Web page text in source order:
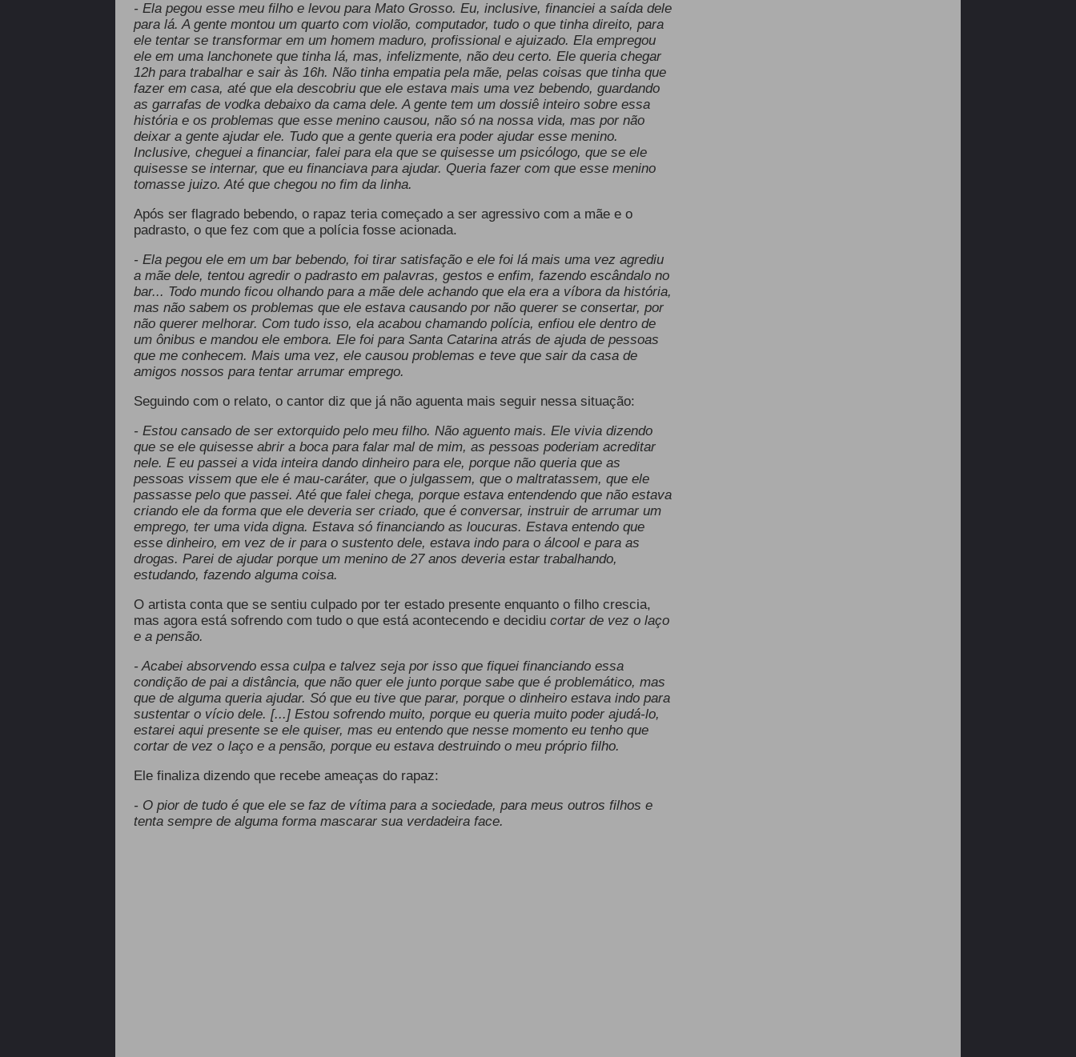
- Ela pegou esse meu filho e levou para Mato Grosso. Eu, inclusive, financiei a saída dele
para lá. A gente montou um quarto com violão, computador, tudo o que tinha direito, para
ele tentar se transformar em um homem maduro, profissional e ajuizado. Ela empregou
ele em uma lanchonete que tinha lá, mas, infelizmente, não deu certo. Ele queria chegar
12h para trabalhar e sair às 16h. Não tinha empatia pela mãe, pelas coisas que tinha que
fazer em casa, até que ela descobriu que ele estava mais uma vez bebendo, guardando
as garrafas de vodka debaixo da cama dele. A gente tem um dossiê inteiro sobre essa
história e os problemas que esse menino causou, não só na nossa vida, mas por não
deixar a gente ajudar ele. Tudo que a gente queria era poder ajudar esse menino.
Inclusive, cheguei a financiar, falei para ela que se quisesse um psicólogo, que se ele
quisesse se internar, que eu financiava para ajudar. Queria fazer com que esse menino
tomasse juizo. Até que chegou no fim da linha.
Após ser flagrado bebendo, o rapaz teria começado a ser agressivo com a mãe e o
padrasto, o que fez com que a polícia fosse acionada.
- Ela pegou ele em um bar bebendo, foi tirar satisfação e ele foi lá mais uma vez agrediu
a mãe dele, tentou agredir o padrasto em palavras, gestos e enfim, fazendo escândalo no
bar... Todo mundo ficou olhando para a mãe dele achando que ela era a víbora da história,
mas não sabem os problemas que ele estava causando por não querer se consertar, por
não querer melhorar. Com tudo isso, ela acabou chamando polícia, enfiou ele dentro de
um ônibus e mandou ele embora. Ele foi para Santa Catarina atrás de ajuda de pessoas
que me conhecem. Mais uma vez, ele causou problemas e teve que sair da casa de
amigos nossos para tentar arrumar emprego.
Seguindo com o relato, o cantor diz que já não aguenta mais seguir nessa situação:
- Estou cansado de ser extorquido pelo meu filho. Não aguento mais. Ele vivia dizendo
que se ele quisesse abrir a boca para falar mal de mim, as pessoas poderiam acreditar
nele. E eu passei a vida inteira dando dinheiro para ele, porque não queria que as
pessoas vissem que ele é mau-caráter, que o julgassem, que o maltratassem, que ele
passasse pelo que passei. Até que falei chega, porque estava entendendo que não estava
criando ele da forma que ele deveria ser criado, que é conversar, instruir de arrumar um
emprego, ter uma vida digna. Estava só financiando as loucuras. Estava entendo que
esse dinheiro, em vez de ir para o sustento dele, estava indo para o álcool e para as
drogas. Parei de ajudar porque um menino de 27 anos deveria estar trabalhando,
estudando, fazendo alguma coisa.
O artista conta que se sentiu culpado por ter estado presente enquanto o filho crescia,
mas agora está sofrendo com tudo o que está acontecendo e decidiu cortar de vez o laço
e a pensão.
- Acabei absorvendo essa culpa e talvez seja por isso que fiquei financiando essa
condição de pai a distância, que não quer ele junto porque sabe que é problemático, mas
que de alguma queria ajudar. Só que eu tive que parar, porque o dinheiro estava indo para
sustentar o vício dele. [...] Estou sofrendo muito, porque eu queria muito poder ajudá-lo,
estarei aqui presente se ele quiser, mas eu entendo que nesse momento eu tenho que
cortar de vez o laço e a pensão, porque eu estava destruindo o meu próprio filho.
Ele finaliza dizendo que recebe ameaças do rapaz:
- O pior de tudo é que ele se faz de vítima para a sociedade, para meus outros filhos e
tenta sempre de alguma forma mascarar sua verdadeira face.